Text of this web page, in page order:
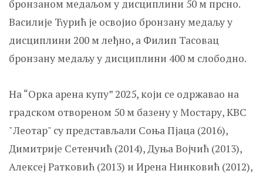
бронзаном медаљом у дисциплини 50 м прсно.
Василије Ћурић је освојио бронзану медаљу у
дисциплини 200 м леђно, а Филип Тасовац
бронзану медаљу у дисциплини 400 м слободно.
На “Орка арена купу” 2025, који се одржавао на
градском отвореном 50 м базену у Мостару, КВС
"Леотар" су представљали Соња Пјаца (2016),
Димитрије Сетенчић (2014), Дуња Војчић (2013),
Алексеј Ратковић (2013) и Ирена Нинковић (2012),